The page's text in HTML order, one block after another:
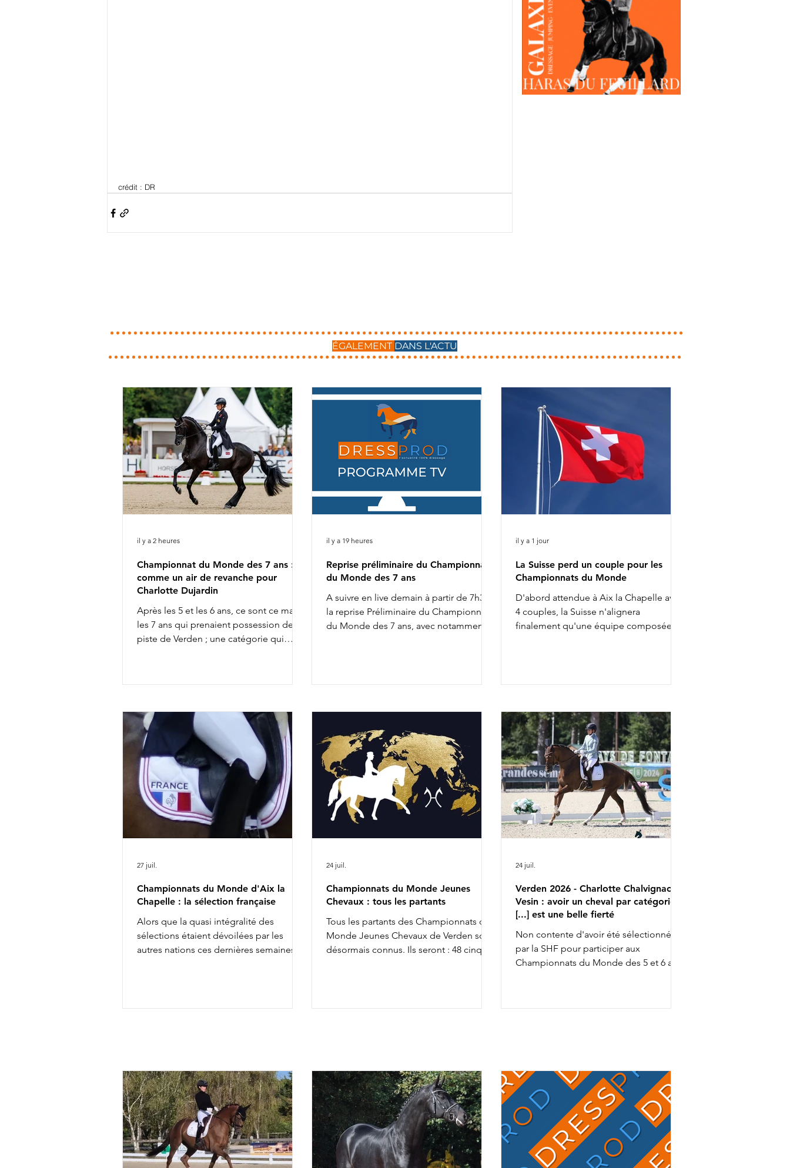
crédit : DR
ÉGALEMENT DANS L'ACTU
Championnat du Monde des 7 ans :
comme un air de revanche pour
Charlotte Dujardin
Après les 5 et les 6 ans, ce sont ce matin
les 7 ans qui prenaient possession de la
piste de Verden ; une catégorie qui
Bien qu'elle ait fait partie des pré-
sélectionnés britanniques pour les
Championnats du Monde d'Aix la
Chapelle avec Braveheart, Charlotte
Dujardin ne retrouvera pas cette année
l'équipe anglaise chez les senio
il y a 2 heures
Reprise préliminaire du Championnat
du Monde des 7 ans
A suivre en live demain à partir de 7h30 :
la reprise Préliminaire du Championnat
du Monde des 7 ans, avec notamment :
9h58 : Charlotte Dujardin & Secret Agent
des Paluds 11h28 : Dinja van Liere & Red
Severucci HT 13h22 : Leonie Richter &
Glamdale WP Liste de départ complète
ICI
il y a 19 heures
La Suisse perd un couple pour les
Championnats du Monde
D'abord attendue à Aix la Chapelle avec
4 couples, la Suisse n'alignera
finalement qu'une équipe composée
Charlotte Lenherr & Dettori et Estelle
semaine prochaine les couleurs
helvétiques. Charlotta Rogerson &
Bonheur de la Vie ont en effet été retirés
de l'équipe nationale. Aucune réserve
n'a par ailleurs été appelée pour les
rempl
il y a 1 jour
Championnats du Monde d'Aix la
Chapelle : la sélection française
Alors que la quasi intégralité des
sélections étaient dévoilées par les
autres nations ces dernières semaines,
de l'équipe de France des
Roussel & Bel Amour Jean Morel
commentait : " Nous sommes fiers de
présenter une é
27 juil.
Championnats du Monde Jeunes
Chevaux : tous les partants
Tous les partants des Championnats du
Monde Jeunes Chevaux de Verden sont
désormais connus. Ils seront : 48 cinq
24 juil.
Verden 2026 - Charlotte Chalvignac
Vesin : avoir un cheval par catégorie
[...] est une belle fierté
Non contente d'avoir été sélectionnée
par la SHF pour participer aux
Championnats du Monde des 5 et 6 ans
Chalvignac et Jean Vesin prendront
dans quelques jours la route de
l'Allemagne avec 1 cheval par catégo
24 juil.